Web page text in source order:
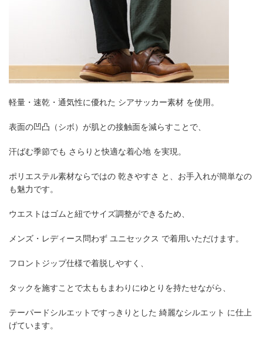
軽量・速乾・通気性に優れた シアサッカー素材 を使用。
表面の凹凸（シボ）が肌との接触面を減らすことで、
汗ばむ季節でも さらりと快適な着心地 を実現。
ポリエステル素材ならではの 乾きやすさ と、お手入れが簡単なの
も魅力です。
ウエストはゴムと紐でサイズ調整ができるため、
メンズ・レディース問わず ユニセックス で着用いただけます。
フロントジップ仕様で着脱しやすく、
タックを施すことで太ももまわりにゆとりを持たせながら、
テーパードシルエットですっきりとした 綺麗なシルエット に仕上
げています。